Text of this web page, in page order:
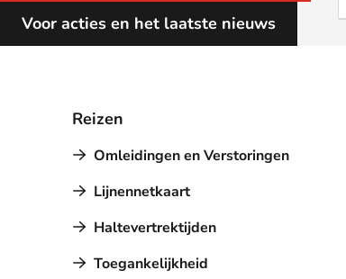
Voor acties en het laatste nieuws
Reizen
Omleidingen en Verstoringen
Lijnennetkaart
Haltevertrektijden
Toegankelijkheid